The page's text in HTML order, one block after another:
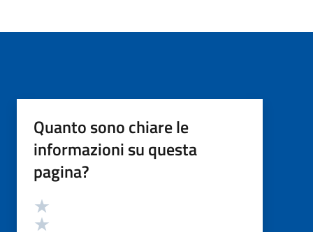
Quanto sono chiare le
informazioni su questa
pagina?
Valutazione